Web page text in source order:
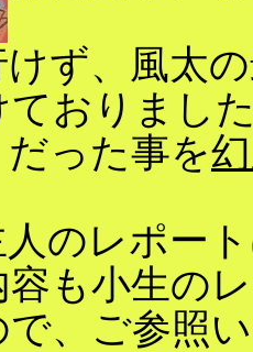
ず、風太
ておりまし
った事を
人のレポー
容も小生の
、ご参照